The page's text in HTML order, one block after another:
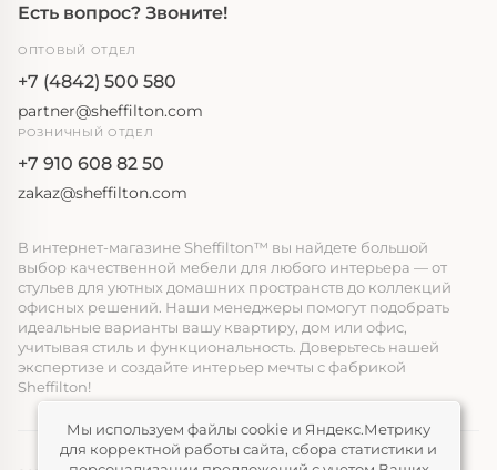
Есть вопрос? Звоните!
ОПТОВЫЙ ОТДЕЛ
+7 (4842) 500 580
partner@sheffilton.com
РОЗНИЧНЫЙ ОТДЕЛ
+7 910 608 82 50
zakaz@sheffilton.com
В интернет-магазине Sheffilton™ вы найдете большой
выбор качественной мебели для любого интерьера — от
стульев для уютных домашних пространств до коллекций
офисных решений. Наши менеджеры помогут подобрать
идеальные варианты вашу квартиру, дом или офис,
учитывая стиль и функциональность. Доверьтесь нашей
экспертизе и создайте интерьер мечты с фабрикой
Sheffilton!
Мы используем файлы cookie и Яндекс.Метрику
для корректной работы сайта, сбора статистики и